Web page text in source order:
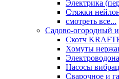
Электрика
Стяжки
смотреть все...
Садово-огородный
Скотч
Хомуты
Насосы
Сварочное и